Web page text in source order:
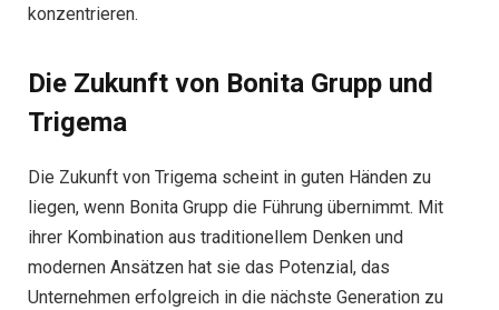
konzentrieren.
Die Zukunft von Bonita Grupp und
Trigema
Die Zukunft von Trigema scheint in guten Händen zu
liegen, wenn Bonita Grupp die Führung übernimmt. Mit
ihrer Kombination aus traditionellem Denken und
modernen Ansätzen hat sie das Potenzial, das
Unternehmen erfolgreich in die nächste Generation zu